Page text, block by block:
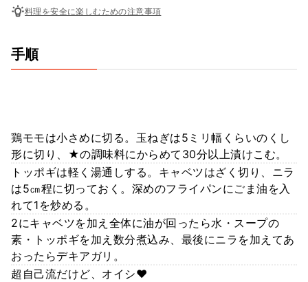
料理を安全に楽しむための注意事項
手順
鶏モモは小さめに切る。玉ねぎは5ミリ幅くらいのくし
形に切り、★の調味料にからめて30分以上漬けこむ。
トッポギは軽く湯通しする。キャベツはざく切り、ニラ
は5㎝程に切っておく。深めのフライパンにごま油を入
れて1を炒める。
2にキャベツを加え全体に油が回ったら水・スープの
素・トッポギを加え数分煮込み、最後にニラを加えてあ
おったらデキアガリ。
超自己流だけど、オイシ♥